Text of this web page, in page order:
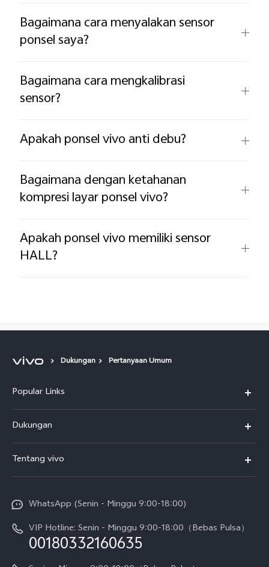
Bagaimana cara menyalakan sensor
ponsel saya?
Bagaimana cara mengkalibrasi
sensor?
Apakah ponsel vivo anti debu?
Bagaimana dengan ketahanan
kompresi layar ponsel vivo?
Apakah ponsel vivo memiliki sensor
HALL?
Dukungan Pertanyaan Umum
Popular Links
T5
T5 Pro
V70
V70 FE
Y05
Dukungan
Service Center
Funtouch OS
Pembaruan Sistem
Harga Spare Part
Tentang vivo
Sejarah
Berita
WhatsApp (Senin - Minggu 9:00-18:00)
VIP Hotline: Senin - Minggu 9:00-18:00（Bebas Pulsa）
00180332160635